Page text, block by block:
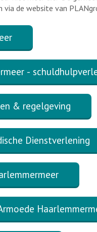
via de website van
-
& regelgeving
Dienstverlening